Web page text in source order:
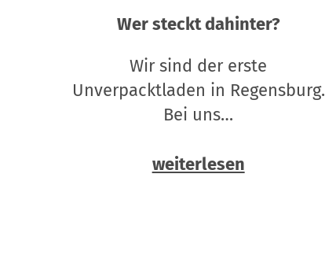
Wer steckt dahinter?
Wir sind der erste
Unverpacktladen in Regensburg.
Bei uns…
weiterlesen